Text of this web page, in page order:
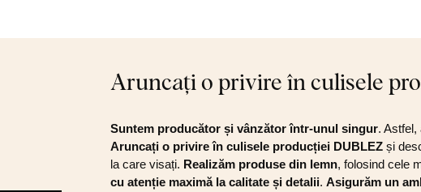
Aruncați o privire în culisele
Suntem producător și vânzător într-unul singur. Astfel,
Aruncați o privire în culisele producției DUBLEZ și
la care visați. Realizăm produse din lemn, folosind cele
cu atenție maximă la calitate și detalii. Asigurăm un